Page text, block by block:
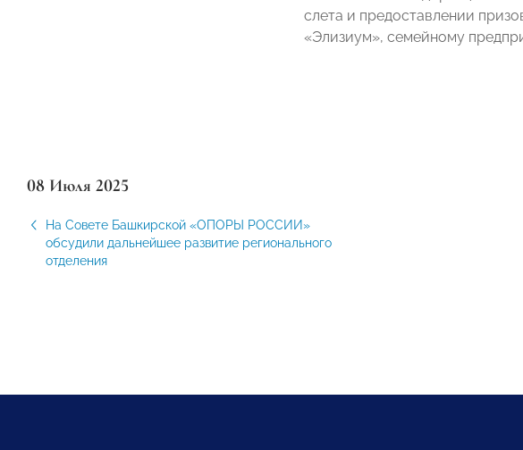
слета и предоставлении
«Элизиум», семейному
08 Июля 2025
На Совете Башкирской «ОПОРЫ РОССИИ»
обсудили дальнейшее развитие регионального
отделения